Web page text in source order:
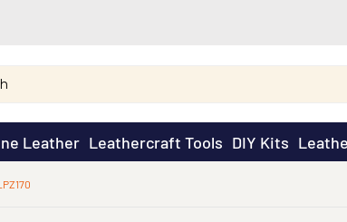
Leather Leathercraft Tools DIY Kits